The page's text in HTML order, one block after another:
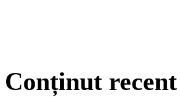
Conținut recent